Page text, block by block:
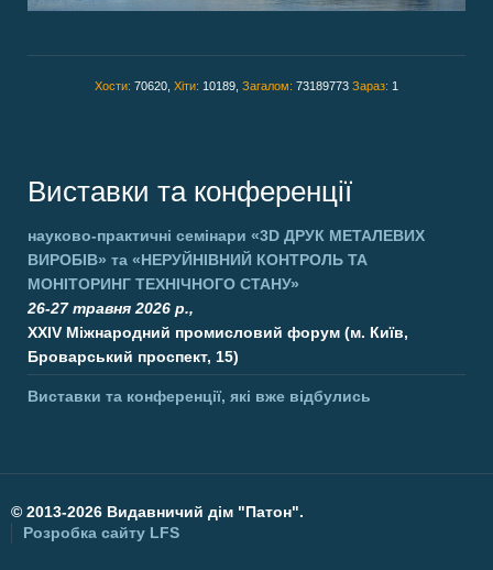
Хости: 70620, Хіти: 10189, Загалом: 73189773 Зараз: 1
Виставки та конференції
науково-практичні семінари «3D ДРУК МЕТАЛЕВИХ
ВИРОБІВ» та «НЕРУЙНІВНИЙ КОНТРОЛЬ ТА
МОНІТОРИНГ ТЕХНІЧНОГО СТАНУ»
26-27 травня 2026 р.,
XXIV Міжнародний промисловий форум (м. Київ,
Броварський проспект, 15)
Виставки та конференції, які вже відбулись
© 2013-2026 Видавничий дім "Патон".
Розробка сайту LFS